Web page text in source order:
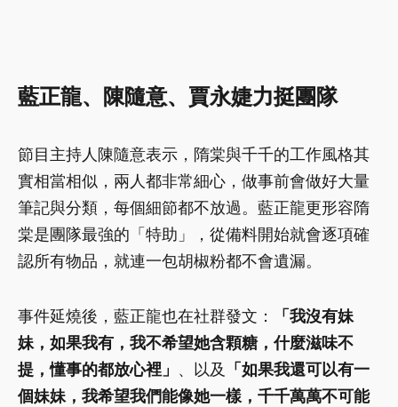
藍正龍、陳隨意、賈永婕力挺團隊
節目主持人陳隨意表示，隋棠與千千的工作風格其
實相當相似，兩人都非常細心，做事前會做好大量
筆記與分類，每個細節都不放過。藍正龍更形容隋
棠是團隊最強的「特助」，從備料開始就會逐項確
認所有物品，就連一包胡椒粉都不會遺漏。
事件延燒後，藍正龍也在社群發文：
「我沒有妹
妹，如果我有，我不希望她含顆糖，什麼滋味不
提，懂事的都放心裡」 、以及
「如果我還可以有一
個妹妹，我希望我們能像她一樣，千千萬萬不可能